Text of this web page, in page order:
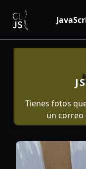
Tienes fotos
un correo